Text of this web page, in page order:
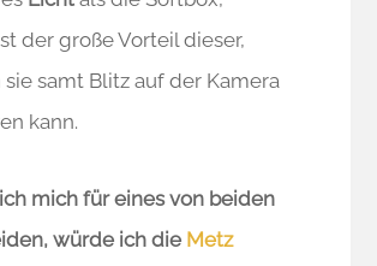
der große Vorteil dieser,
sie samt Blitz auf der Kamera
kann.
mich für eines von beiden
würde ich die Metz